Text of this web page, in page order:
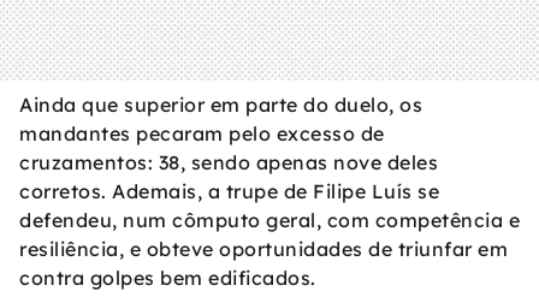
Ainda que superior em parte do duelo, os
mandantes pecaram pelo excesso de
cruzamentos: 38, sendo apenas nove deles
corretos. Ademais, a trupe de Filipe Luís se
defendeu, num cômputo geral, com competência e
resiliência, e obteve oportunidades de triunfar em
contra golpes bem edificados.